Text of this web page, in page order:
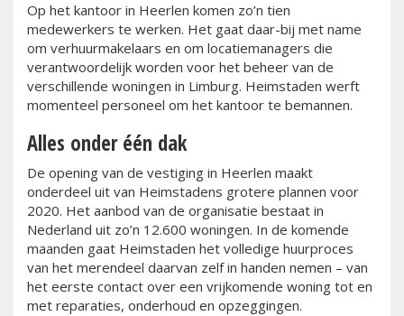
Op het kantoor in Heerlen komen zo’n tien
medewerkers te werken. Het gaat daar-bij met name
om verhuurmakelaars en om locatiemanagers die
verantwoordelijk worden voor het beheer van de
verschillende woningen in Limburg. Heimstaden werft
momenteel personeel om het kantoor te bemannen.
Alles onder één dak
De opening van de vestiging in Heerlen maakt
onderdeel uit van Heimstadens grotere plannen voor
2020. Het aanbod van de organisatie bestaat in
Nederland uit zo’n 12.600 woningen. In de komende
maanden gaat Heimstaden het volledige huurproces
van het merendeel daarvan zelf in handen nemen – van
het eerste contact over een vrijkomende woning tot en
met reparaties, onderhoud en opzeggingen.